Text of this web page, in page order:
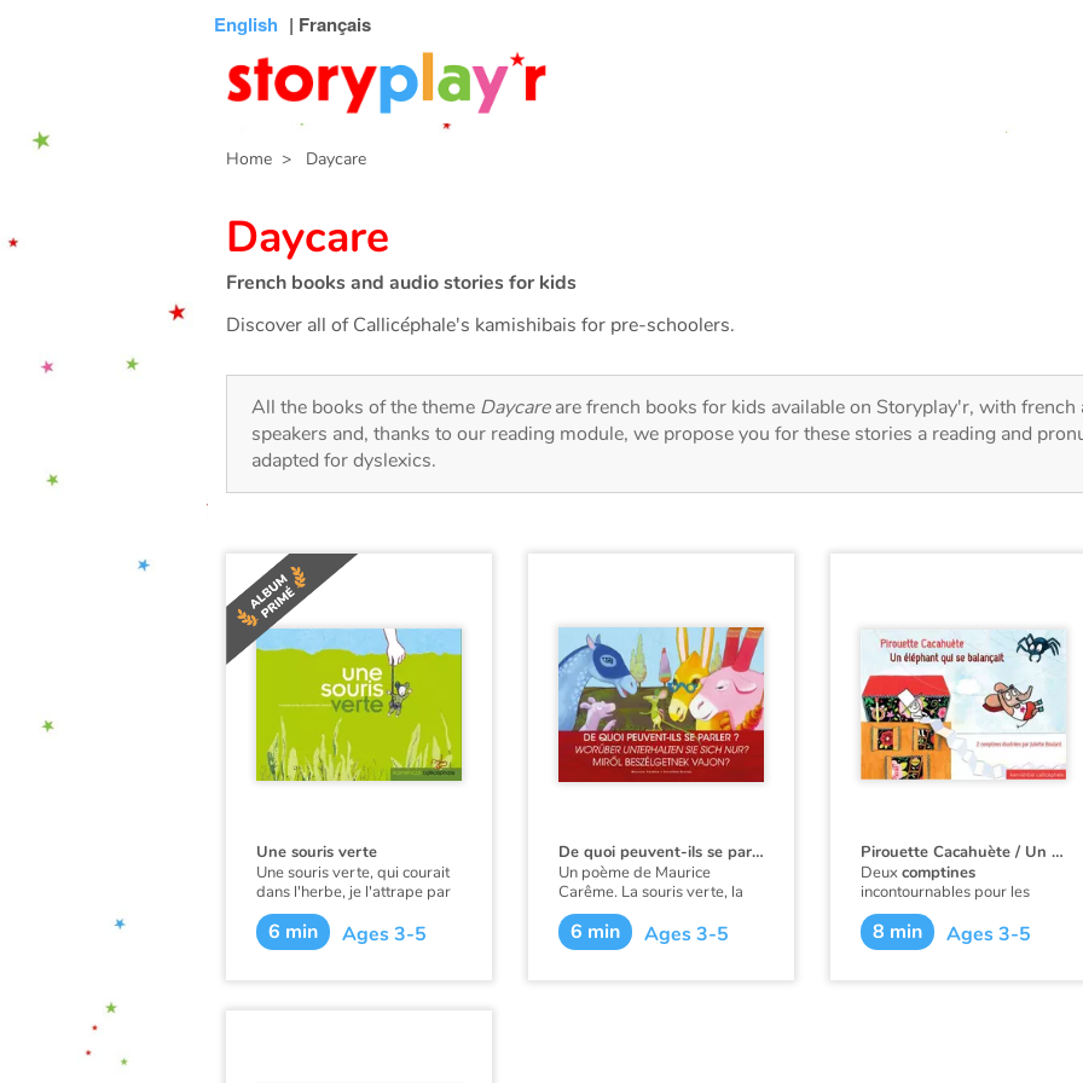
English | Français
Home > Daycare
Daycare
French books and audio stories for kids
Discover all of Callicéphale's kamishibais for pre-schoolers.
All the books of the theme Daycareare french books for kids available on Storyplay'r, with
speakers and, thanks to our reading module, we propose you for these stories a reading and
adapted for dyslexics.
Une souris verte
Une souris verte, qui courait
dans l'herbe, je l'attrape par
la queue, je la montre à ces
messieurs… Une comptine
pour les tout-petits.
6 min Ages 3-5
De quoi peuvent-ils se parler ?
Un poème de Maurice
Carême. La souris verte, la
vache rose, portes ouvertes,
rient dans les roses. De quoi
peuvent bien se parler des
6 min Ages 3-5
Pirouette Cacahuète / Un éléphant qui se balançait
Deuxcomptines
incontournables pour les
tout-petits :
cacahuète etUn éléphant qui
se balançait
8 min Ages 3-5